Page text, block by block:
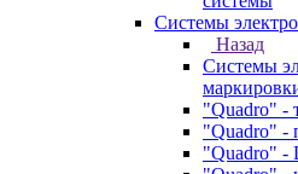
Системы
Назад
Системы
"Quadro" -
"Quadro" -
"Quadro" -